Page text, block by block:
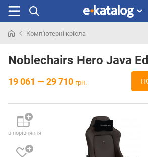
раніше
Комп'ютерні крісла
Noblechairs Hero Java
19 061 — 29 710 грн.
в порівняння